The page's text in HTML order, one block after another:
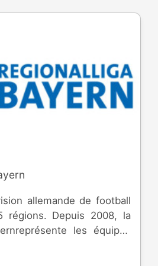
allemande de football
régions. Depuis 2008, la
les équipes